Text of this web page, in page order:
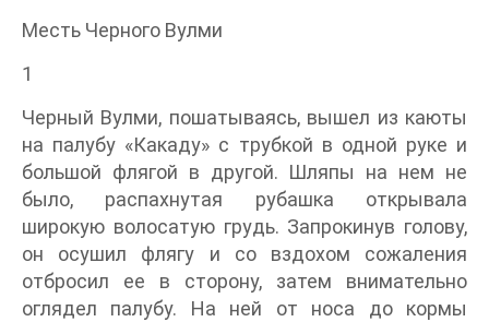
Месть Черного Вулми
1
Черный Вулми, пошатываясь, вышел из каюты
на палубу «Какаду» с трубкой в одной руке и
большой флягой в другой. Шляпы на нем не
было, распахнутая рубашка открывала
широкую волосатую грудь. Запрокинув голову,
он осушил флягу и со вздохом сожаления
отбросил ее в сторону, затем внимательно
оглядел палубу. На ней от носа до кормы